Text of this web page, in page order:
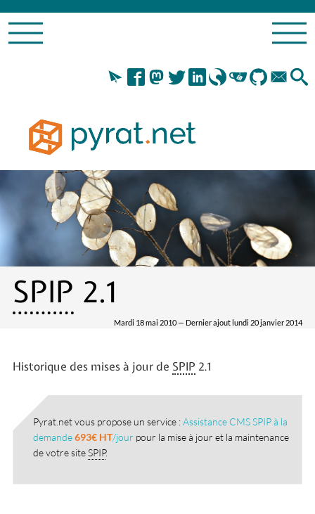
SPIP 2.1
Mardi 18 mai 2010 — Dernier ajout lundi 20 janvier 2014
Historique des mises à jour de SPIP 2.1
Pyrat.net vous propose un service :Assistance CMS SPIP à la
demande693€ HT/jour pour la mise à jour et la maintenance
de votre siteSPIP.